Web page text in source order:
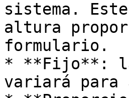
sistema.
altura
formulario.
* **Fijo**:
variará